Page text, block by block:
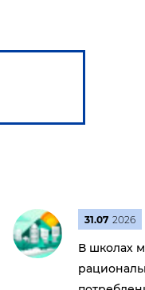
31.07 2026
В школах